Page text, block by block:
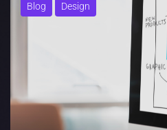
Blog Design